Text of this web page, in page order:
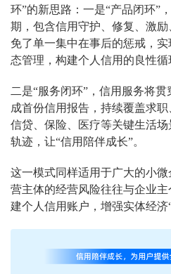
环”的新思路：一是“产品闭环”
期，包含信用守护、修复、激
免了单一集中在事后的惩戒，
态管理，构建个人信用的良性循
二是“服务闭环”，信用服务将
成首份信用报告，持续覆盖求职
信贷、保险、医疗等关键生活
轨迹，让“信用陪伴成长”。
这一模式同样适用于广大的小
营主体的经营风险往往与企业
建个人信用账户，增强实体经济